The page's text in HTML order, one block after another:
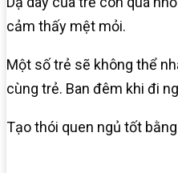
cảm thấy mệt mỏi.
Một số trẻ sẽ không thể
cùng trẻ. Ban đêm khi đi
Tạo thói quen ngủ tốt